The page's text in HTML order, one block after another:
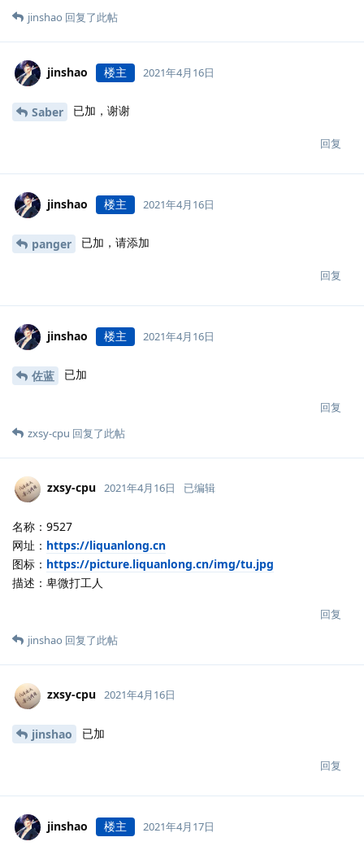
jinshao 回复了此帖
jinshao 楼主 2021年4月16日
Saber 已加，谢谢
回复
jinshao 楼主 2021年4月16日
panger 已加，请添加
回复
jinshao 楼主 2021年4月16日
佐蓝 已加
回复
zxsy-cpu 回复了此帖
zxsy-cpu 2021年4月16日 已编辑
名称：9527
网址： https://liquanlong.cn
图标： https://picture.liquanlong.cn/img/tu.jpg
描述：卑微打工人
回复
jinshao 回复了此帖
zxsy-cpu 2021年4月16日
jinshao 已加
回复
jinshao 楼主 2021年4月17日